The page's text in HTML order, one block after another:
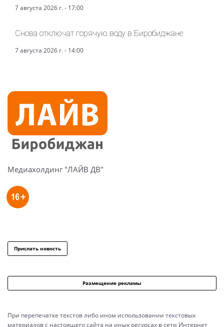
7 августа 2026 г. - 17:00
Снова отключат горячую воду в Биробиджане
7 августа 2026 г. - 14:00
Медиахолдинг "ЛАЙВ ДВ"
Прислать новость
Размещение рекламы
При перепечатке текстов либо ином использовании текстовых
материалов с настоящего сайта на иных ресурсах в сети Интернет